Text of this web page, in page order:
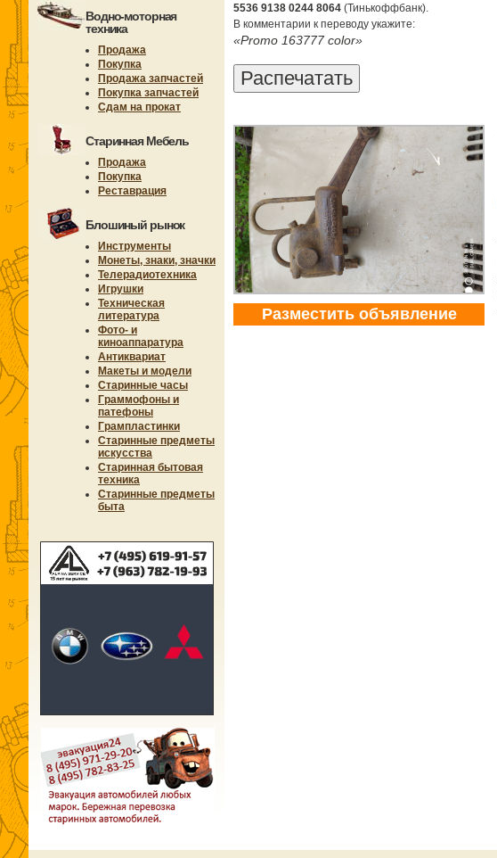
Водно-моторная
техника
Продажа
Покупка
Продажа запчастей
Покупка запчастей
Сдам на прокат
Старинная Мебель
Продажа
Покупка
Реставрация
Блошиный рынок
Инструменты
Монеты, знаки, значки
Телерадиотехника
Игрушки
Техническая
литература
Фото- и
киноаппаратура
Антиквариат
Макеты и модели
Старинные часы
Граммофоны и
патефоны
Грампластинки
Старинные предметы
искусства
Старинная бытовая
техника
Старинные предметы
быта
5536 9138 0244 8064 (Тинькоффбанк).
В комментарии к переводу укажите:
«Promo 163777 color»
Разместить объявление